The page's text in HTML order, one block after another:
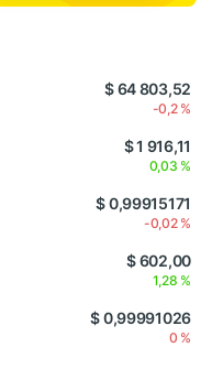
$ 64 803,52
-0,2 %
$ 1 916,11
0,03 %
$ 0,99915171
-0,02 %
$ 602,00
1,28 %
$ 0,99991026
0 %